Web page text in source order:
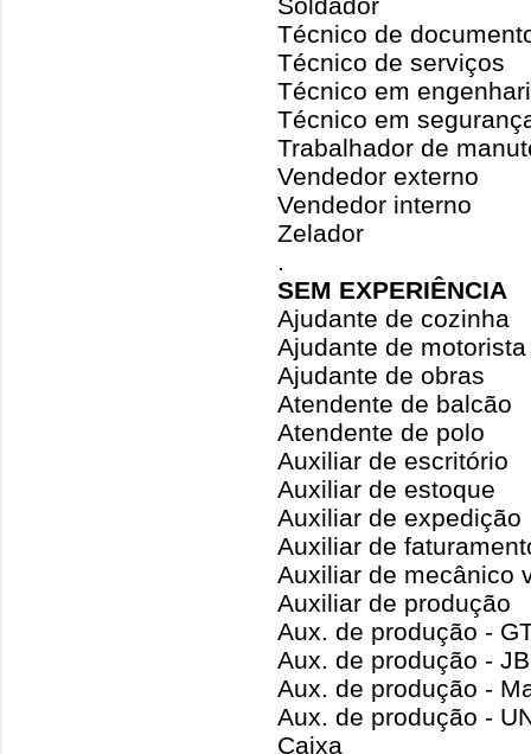
Soldador
Técnico de
Técnico de serviços
Técnico em
Técnico em
Trabalhador de
Vendedor externo
Vendedor interno
Zelador
.
SEM EXPERIÊNCIA
Ajudante de cozinha
Ajudante de motorista
Ajudante de obras
Atendente de balcão
Atendente de polo
Auxiliar de escritório
Auxiliar de estoque
Auxiliar de expedição
Auxiliar de
Auxiliar de mecânico
Auxiliar de produção
Aux. de produção -
Aux. de produção -
Aux. de produção -
Aux. de produção -
Caixa